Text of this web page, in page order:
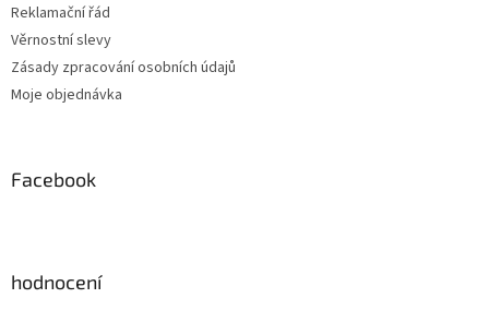
Reklamační řád
Věrnostní slevy
Zásady zpracování osobních údajů
Moje objednávka
Facebook
hodnocení